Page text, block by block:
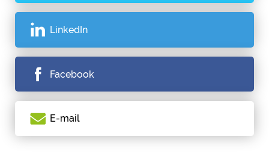
LinkedIn
Facebook
E-mail